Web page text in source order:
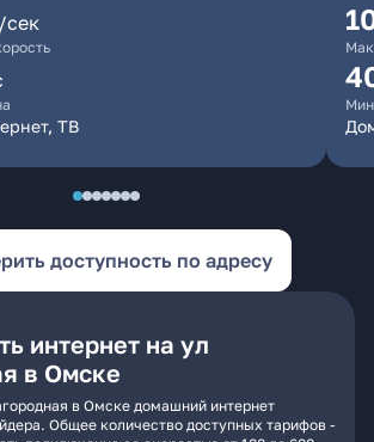
ТВ
доступность по адресу
интернет на ул
в Омске
в Омске домашний интернет
Общее количество доступных тарифов -